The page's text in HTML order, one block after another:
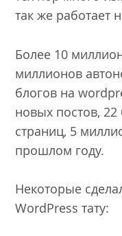
так же работает
Более 10
миллионов
блогов на
новых постов,
страниц, 5
прошлом году.
Некоторые
WordPress тату: